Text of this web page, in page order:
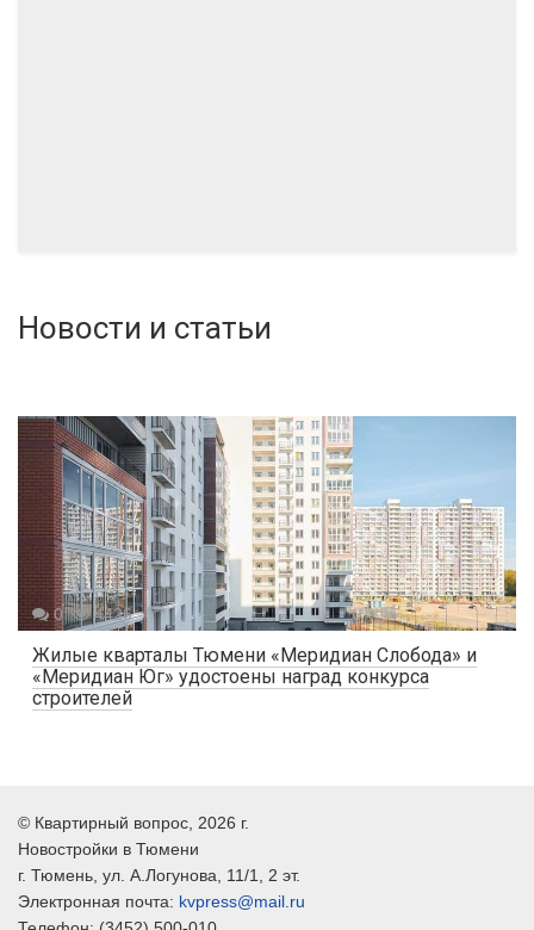
Новости и статьи
Жилые кварталы Тюмени «Меридиан Слобода» и
«Меридиан Юг» удостоены наград конкурса
строителей
0 4426
© Квартирный вопрос , 2026 г.
Новостройки в Тюмени
г. Тюмень , ул. А.Логунова, 11/1, 2 эт.
Электронная почта: kvpress@mail.ru